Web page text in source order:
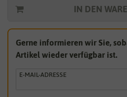
IN DEN
Gerne informieren wir Sie,
Artikel wieder verfügbar ist.
E-MAIL-ADRESSE